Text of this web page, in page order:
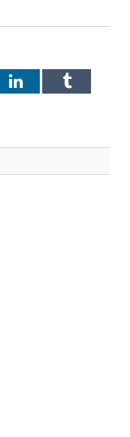
LinkedInTumblr